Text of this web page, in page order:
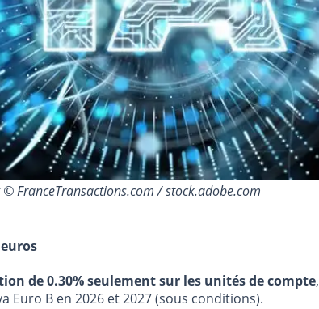
FranceTransactions.com / stock.adobe.com
de 0.30% seulement sur les unités de compte,
Euro B en 2026 et 2027 (sous conditions).